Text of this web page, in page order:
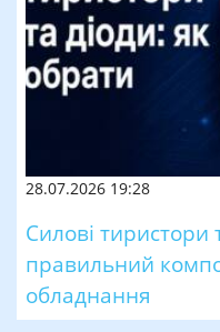
28.07.2026 19:28
Силові тиристори
правильний
обладнання